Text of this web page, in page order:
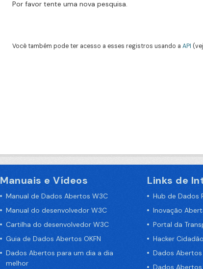
Por favor tente uma nova pesquisa.
Você também pode ter acesso a esses registros usando a API
Manuais e Vídeos
Manual de Dados Abertos W3C
Manual do desenvolvedor W3C
Cartilha do desenvolvedor W3C
Guia de Dados Abertos OKFN
Dados Abertos para um dia a dia
melhor
Links de
Hub de Dados
Inovação
Portal da
Hacker
Dados
Dados